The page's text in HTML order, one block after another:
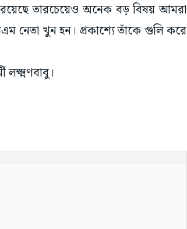
রয়েছে তারচেয়েও অনেক বড় বিষয় আমরা
নেতা খুন হন। প্রকাশ্যে তাঁকে গুলি করে
লক্ষ্মণবাবু।